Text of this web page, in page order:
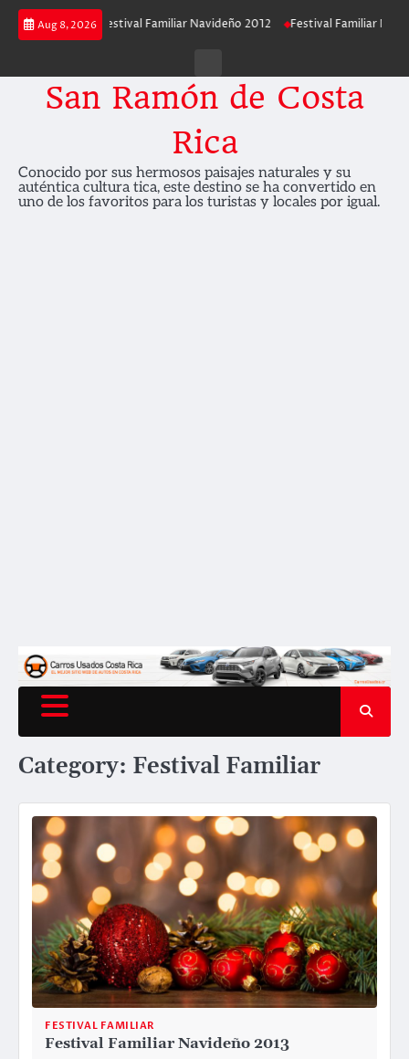
Skip
Aug 8, 2026
2013 Festival Familiar Navideño 2012 Festival Familiar
San Ramón de Costa
Rica
Conocido por sus hermosos paisajes naturales y su
auténtica cultura tica, este destino se ha convertido en
uno de los favoritos para los turistas y locales por igual.
Category: Festival Familiar
FESTIVAL FAMILIAR
Festival Familiar Navideño 2013